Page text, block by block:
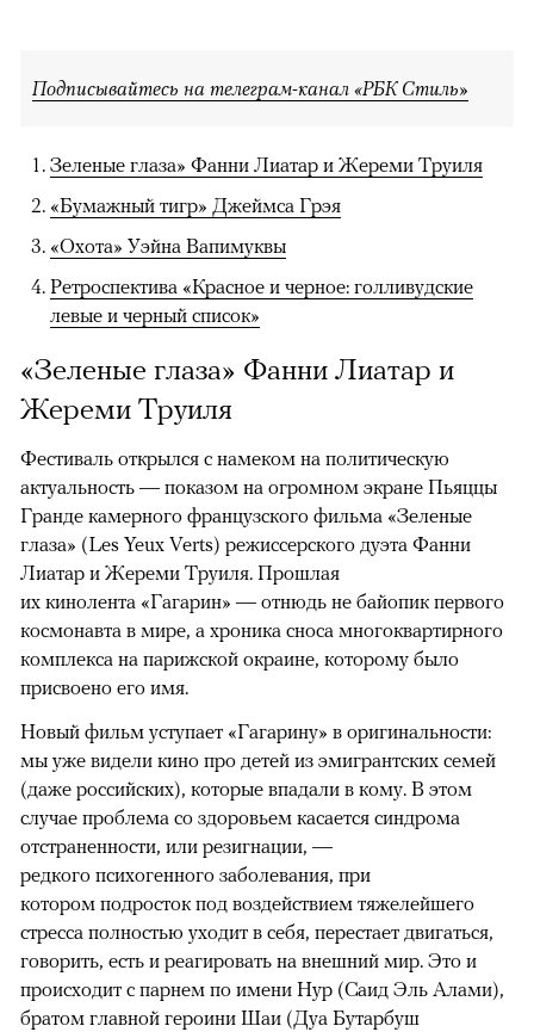
Подписывайтесь на телеграм-канал «РБК Стиль»
Зеленые глаза» Фанни Лиатар и Жереми Труиля
«Бумажный тигр» Джеймса Грэя
«Охота» Уэйна Вапимуквы
Ретроспектива «Красное и черное: голливудские
левые и черный список»
«Зеленые глаза» Фанни Лиатар и
Жереми Труиля
Фестиваль открылся с намеком на политическую
актуальность — показом на огромном экране Пьяццы
Гранде камерного французского фильма «Зеленые
глаза» (Les Yeux Verts) режиссерского дуэта Фанни
Лиатар и Жереми Труиля. Прошлая
их кинолента «Гагарин» — отнюдь не байопик первого
космонавта в мире, а хроника сноса многоквартирного
комплекса на парижской окраине, которому было
присвоено его имя.
Новый фильм уступает «Гагарину» в оригинальности:
мы уже видели кино про детей из эмигрантских семей
(даже российских), которые впадали в кому. В этом
случае проблема со здоровьем касается синдрома
отстраненности, или резигнации, —
редкого психогенного заболевания, при
котором подросток под воздействием тяжелейшего
стресса полностью уходит в себя, перестает двигаться,
говорить, есть и реагировать на внешний мир. Это и
происходит с парнем по имени Нур (Саид Эль Алами),
братом главной героини Шаи (Дуа Бутарбуш